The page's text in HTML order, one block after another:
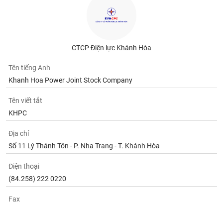
CTCP Điện lực Khánh Hòa
Tên tiếng Anh
Khanh Hoa Power Joint Stock Company
Tên viết tắt
KHPC
Địa chỉ
Số 11 Lý Thánh Tôn - P. Nha Trang - T. Khánh Hòa
Điện thoại
(84.258) 222 0220
Fax